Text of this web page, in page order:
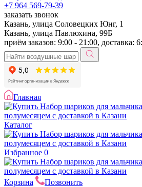
+7 964 569-79-39
заказать звонок
Казань, улица Соловецких Юнг, 1
Казань, улица Павлюхина, 99Б
приём заказов: 9:00 - 21:00, доставка:
Главная
Каталог
Избранное 0
Корзина Позвонить